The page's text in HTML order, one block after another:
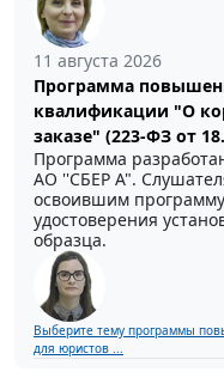
11 августа 2026
Программа
квалификации "О
заказе" (223-ФЗ от
Программа
АО ''СБЕР А".
освоившим
удостоверения
образца.
Выберите тему программы
для юристов ...